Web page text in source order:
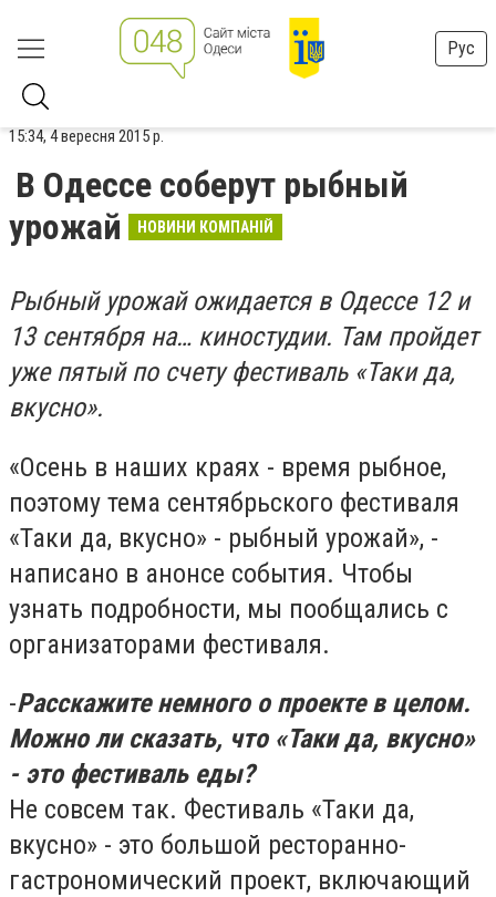
Рус
15:34, 4 вересня 2015 р.
В Одессе соберут рыбный
урожай
НОВИНИ КОМПАНІЙ
Рыбный урожай ожидается в Одессе 12 и
13 сентября на… киностудии. Там пройдет
уже пятый по счету фестиваль «Таки да,
вкусно».
«Осень в наших краях - время рыбное,
поэтому тема сентябрьского фестиваля
«Таки да, вкусно» - рыбный урожай», -
написано в анонсе события. Чтобы
узнать подробности, мы пообщались с
организаторами фестиваля.
-Расскажите немного о проекте в целом.
Можно ли сказать, что «Таки да, вкусно»
- это фестиваль еды?
Не совсем так. Фестиваль «Таки да,
вкусно» - это большой ресторанно-
гастрономический проект, включающий